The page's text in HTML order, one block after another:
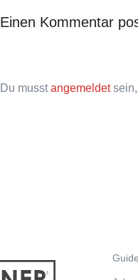
Einen Kommentar
Du musstangemeldetsein,